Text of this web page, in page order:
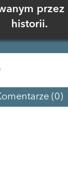
przez
historii.
(0)